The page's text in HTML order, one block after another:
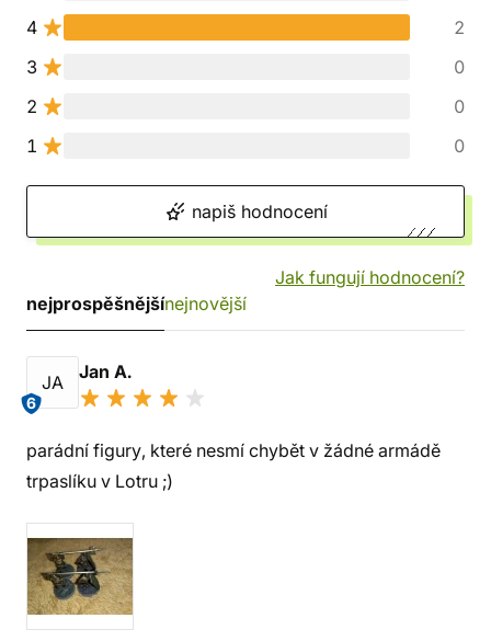
4
2
3
0
2
0
1
0
napiš hodnocení
Jak fungují hodnocení?
nejprospěšnějšínejnovější
JA
6
Jan A.
parádní figury, které nesmí chybět v žádné armádě
trpaslíku v Lotru ;)